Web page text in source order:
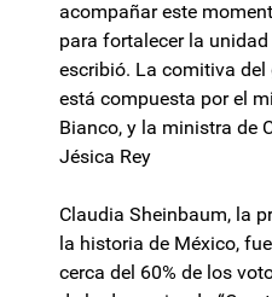
acompañar este
para fortalecer la
escribió. La comitiva del
está compuesta por el
Bianco, y la ministra de
Jésica Rey
Claudia Sheinbaum, la
la historia de México,
cerca del 60% de los